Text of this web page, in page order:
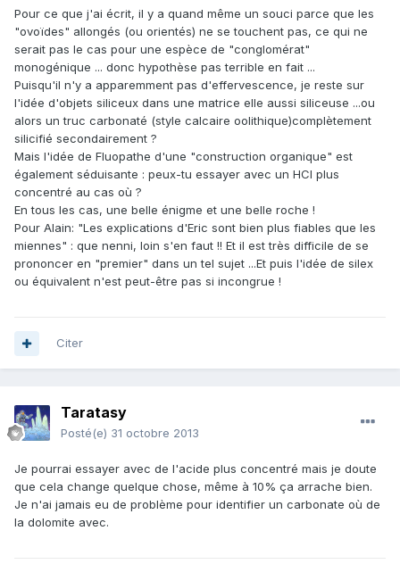
Pour ce que j'ai écrit, il y a quand même un souci parce que les
"ovoïdes" allongés (ou orientés) ne se touchent pas, ce qui ne
serait pas le cas pour une espèce de "conglomérat"
monogénique ... donc hypothèse pas terrible en fait ...
Puisqu'il n'y a apparemment pas d'effervescence, je reste sur
l'idée d'objets siliceux dans une matrice elle aussi siliceuse ...ou
alors un truc carbonaté (style calcaire oolithique)complètement
silicifié secondairement ?
Mais l'idée de Fluopathe d'une "construction organique" est
également séduisante : peux-tu essayer avec un HCl plus
concentré au cas où ?
En tous les cas, une belle énigme et une belle roche !
Pour Alain: "Les explications d'Eric sont bien plus fiables que les
miennes" : que nenni, loin s'en faut !! Et il est très difficile de se
prononcer en "premier" dans un tel sujet ...Et puis l'idée de silex
ou équivalent n'est peut-être pas si incongrue !
Citer
Taratasy
Posté(e) 31 octobre 2013
Je pourrai essayer avec de l'acide plus concentré mais je doute
que cela change quelque chose, même à 10% ça arrache bien.
Je n'ai jamais eu de problème pour identifier un carbonate où de
la dolomite avec.